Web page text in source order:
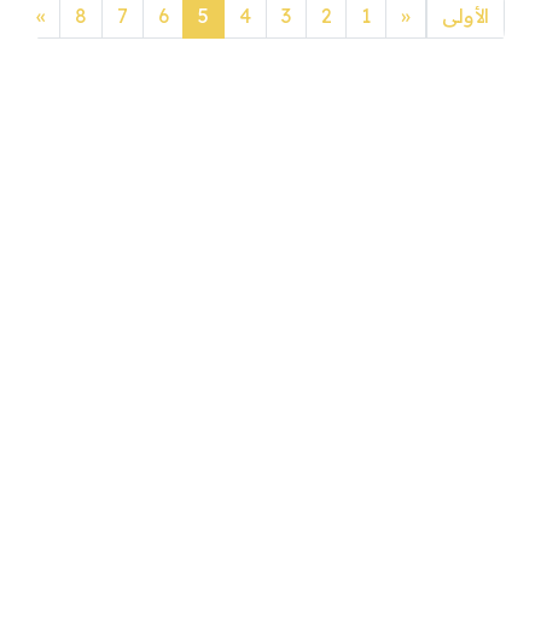
الأولى «
Previous
1
2
3
4
5
6
7
8
»